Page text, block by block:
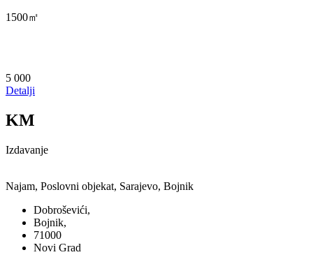
1500㎡
5 000
Detalji
KM
Izdavanje
Najam, Poslovni objekat, Sarajevo, Bojnik
Dobroševići,
Bojnik,
71000
Novi Grad